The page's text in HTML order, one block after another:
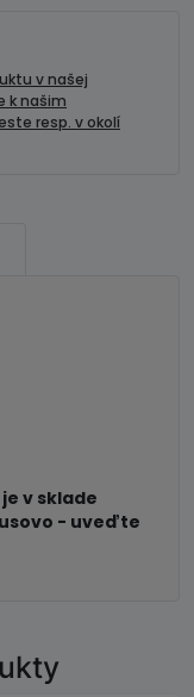
v našej
k našim
resp. v okolí
v sklade
- uveďte